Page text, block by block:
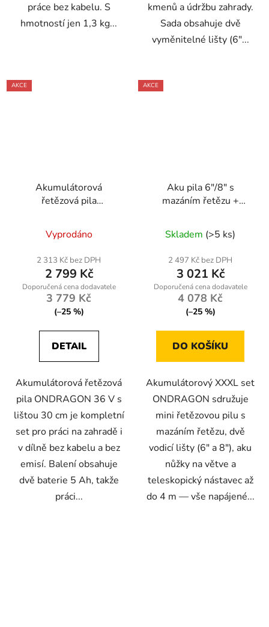
práce bez kabelu. S
hmotností jen 1,3 kg...
kmenů a údržbu zahrady.
Sada obsahuje dvě
vyměnitelné lišty (6"...
AKCE
Akumulátorová
řetězová pila
lišta 30 cm, 2× 5 Ah,
LCD displej, kufr
hodnocení
produktu
je
5,0
z
Vyprodáno
2 313 Kč bez DPH
2 799 Kč
3 779 Kč
(–25 %)
DETAIL
Akumulátorová řetězová
pila ONDRAGON 36 V s
lištou 30 cm je kompletní
set pro práci na zahradě i
v dílně bez kabelu a bez
emisí. Balení obsahuje
dvě baterie 5 Ah, takže
práci...
AKCE
Aku pila 6″/8″ s
mazáním řetězu +
2× BIG Akku 5 Ah
(XXXL set)
ONDRAGON
hodnocení
produktu
je
4,8
z
hvězdiček.
Skladem (>5 ks)
2 497 Kč bez DPH
3 021 Kč
4 078 Kč
(–25 %)
DO KOŠÍKU
Akumulátorový XXXL set
ONDRAGON sdružuje
mini řetězovou pilu s
mazáním řetězu, dvě
vodicí lišty (6″ a 8″), aku
nůžky na větve a
teleskopický nástavec až
do 4 m — vše napájené...